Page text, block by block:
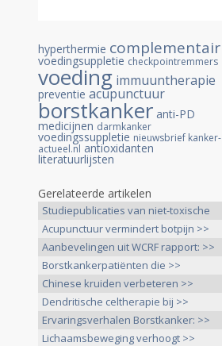
hyperthermie complementair
voedingsuppletie checkpointremmers
voeding immuuntherapie
preventie acupunctuur
borstkanker anti-PD
medicijnen darmkanker
voedingssuppletie nieuwsbrief kanker-
actueel.nl antioxidanten
literatuurlijsten
Gerelateerde artikelen
Studiepublicaties van niet-toxische
>>
Acupunctuur vermindert botpijn >>
Aanbevelingen uit WCRF rapport: >>
Borstkankerpatiënten die >>
Chinese kruiden verbeteren >>
Dendritische celtherapie bij >>
Ervaringsverhalen Borstkanker: >>
Lichaamsbeweging verhoogt >>